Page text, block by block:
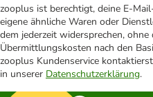
zooplus ist berechtigt, deine E-
eigene ähnliche Waren oder
dem jederzeit widersprechen,
Übermittlungskosten nach den
zooplus Kundenservice
in unserer Datenschutzerklärung.